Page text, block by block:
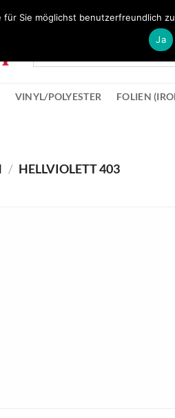
VINYL/POLYESTER FOLIEN
/ HELLVIOLETT 403
Sie möglichst benutzerfreundlich
Ja